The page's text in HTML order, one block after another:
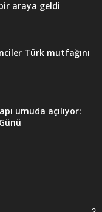
araya geldi
Türk mutfağını
umuda açılıyor: